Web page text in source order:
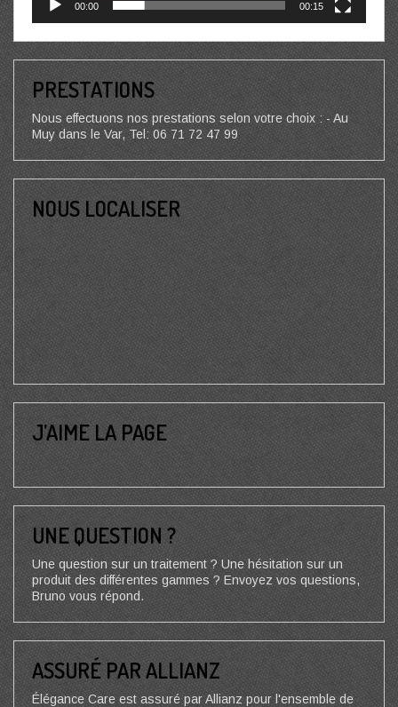
00:00 00:15
PRESTATIONS
Nous effectuons nos prestations selon votre choix : - Au
Muy dans le Var, Tel: 06 71 72 47 99
NOUS LOCALISER
J’AIME LA PAGE
UNE QUESTION ?
Une question sur un traitement ? Une hésitation sur un
produit des différentes gammes ? Envoyez vos questions,
Bruno vous répond.
ASSURÉ PAR ALLIANZ
Élégance Care est assuré par Allianz pour l'ensemble de